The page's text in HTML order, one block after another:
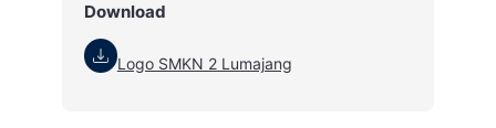
Download
Logo SMKN 2 Lumajang